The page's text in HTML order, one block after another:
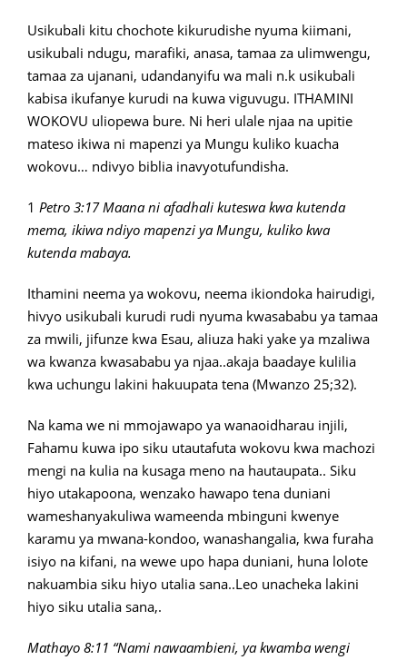
Usikubali kitu chochote kikurudishe nyuma kiimani,
usikubali ndugu, marafiki, anasa, tamaa za ulimwengu,
tamaa za ujanani, udandanyifu wa mali n.k usikubali
kabisa ikufanye kurudi na kuwa viguvugu. ITHAMINI
WOKOVU uliopewa bure. Ni heri ulale njaa na upitie
mateso ikiwa ni mapenzi ya Mungu kuliko kuacha
wokovu… ndivyo biblia inavyotufundisha.
1 Petro 3:17 Maana ni afadhali kuteswa kwa kutenda
mema, ikiwa ndiyo mapenzi ya Mungu, kuliko kwa
kutenda mabaya.
Ithamini neema ya wokovu, neema ikiondoka hairudigi,
hivyo usikubali kurudi rudi nyuma kwasababu ya tamaa
za mwili, jifunze kwa Esau, aliuza haki yake ya mzaliwa
wa kwanza kwasababu ya njaa..akaja baadaye kulilia
kwa uchungu lakini hakuupata tena (Mwanzo 25;32).
Na kama we ni mmojawapo ya wanaoidharau injili,
Fahamu kuwa ipo siku utautafuta wokovu kwa machozi
mengi na kulia na kusaga meno na hautaupata.. Siku
hiyo utakapoona, wenzako hawapo tena duniani
wameshanyakuliwa wameenda mbinguni kwenye
karamu ya mwana-kondoo, wanashangalia, kwa furaha
isiyo na kifani, na wewe upo hapa duniani, huna lolote
nakuambia siku hiyo utalia sana..Leo unacheka lakini
hiyo siku utalia sana,.
Mathayo 8:11 “Nami nawaambieni, ya kwamba wengi